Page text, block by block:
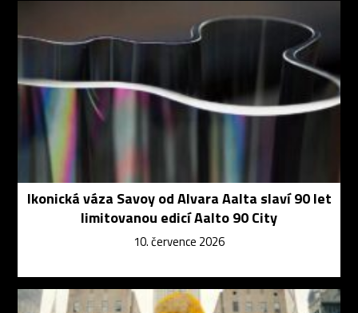
Ikonická váza Savoy od Alvara Aalta slaví 90 let
limitovanou edicí Aalto 90 City
10. července 2026